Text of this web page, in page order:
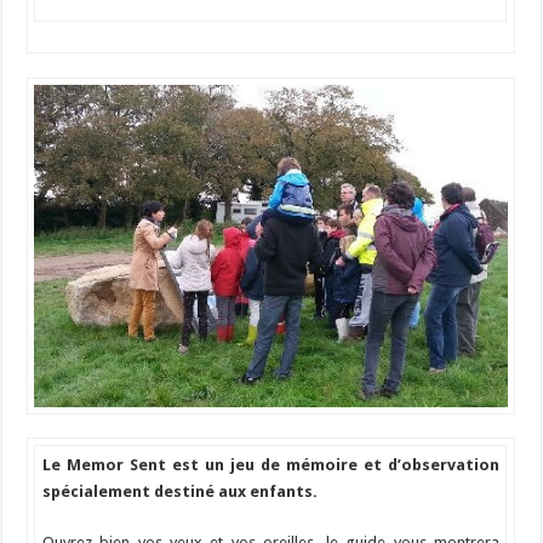
Le Memor Sent est un jeu de mémoire et d’observation
spécialement destiné aux enfants.